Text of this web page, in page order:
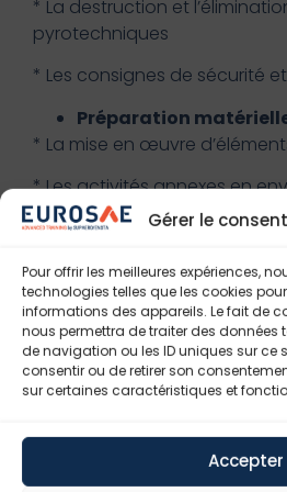
Gérer le
Pour offrir les meilleures expériences,
technologies telles que les cookies
informations des appareils. Le fait de
nous permettra de traiter des données
de navigation ou les ID uniques sur ce
consentir ou de retirer son
sur certaines caractéristiques et
Accepter
* La destruction et
pyrotechniques
* Les consignes de sécurité et
Préparation
* La mise en œuvre
* Les activités annexes en
pyrotechnique
de vue)
* La coactivité (opérations
* Les préparations
sites proches
* Les moyens à mettre en
La conduite de l’essai
Traitement des
* Les incidents de tir et les